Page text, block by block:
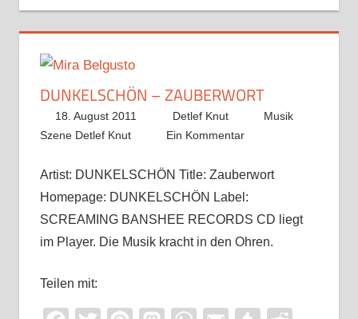
DUNKELSCHÖN – ZAUBERWORT
18. August 2011 Detlef Knut
Musik
Szene Detlef Knut
Ein Kommentar
Artist: DUNKELSCHÖN Title: Zauberwort
Homepage: DUNKELSCHÖN Label:
SCREAMING BANSHEE RECORDS CD liegt
im Player. Die Musik kracht in den Ohren.
Teilen mit: